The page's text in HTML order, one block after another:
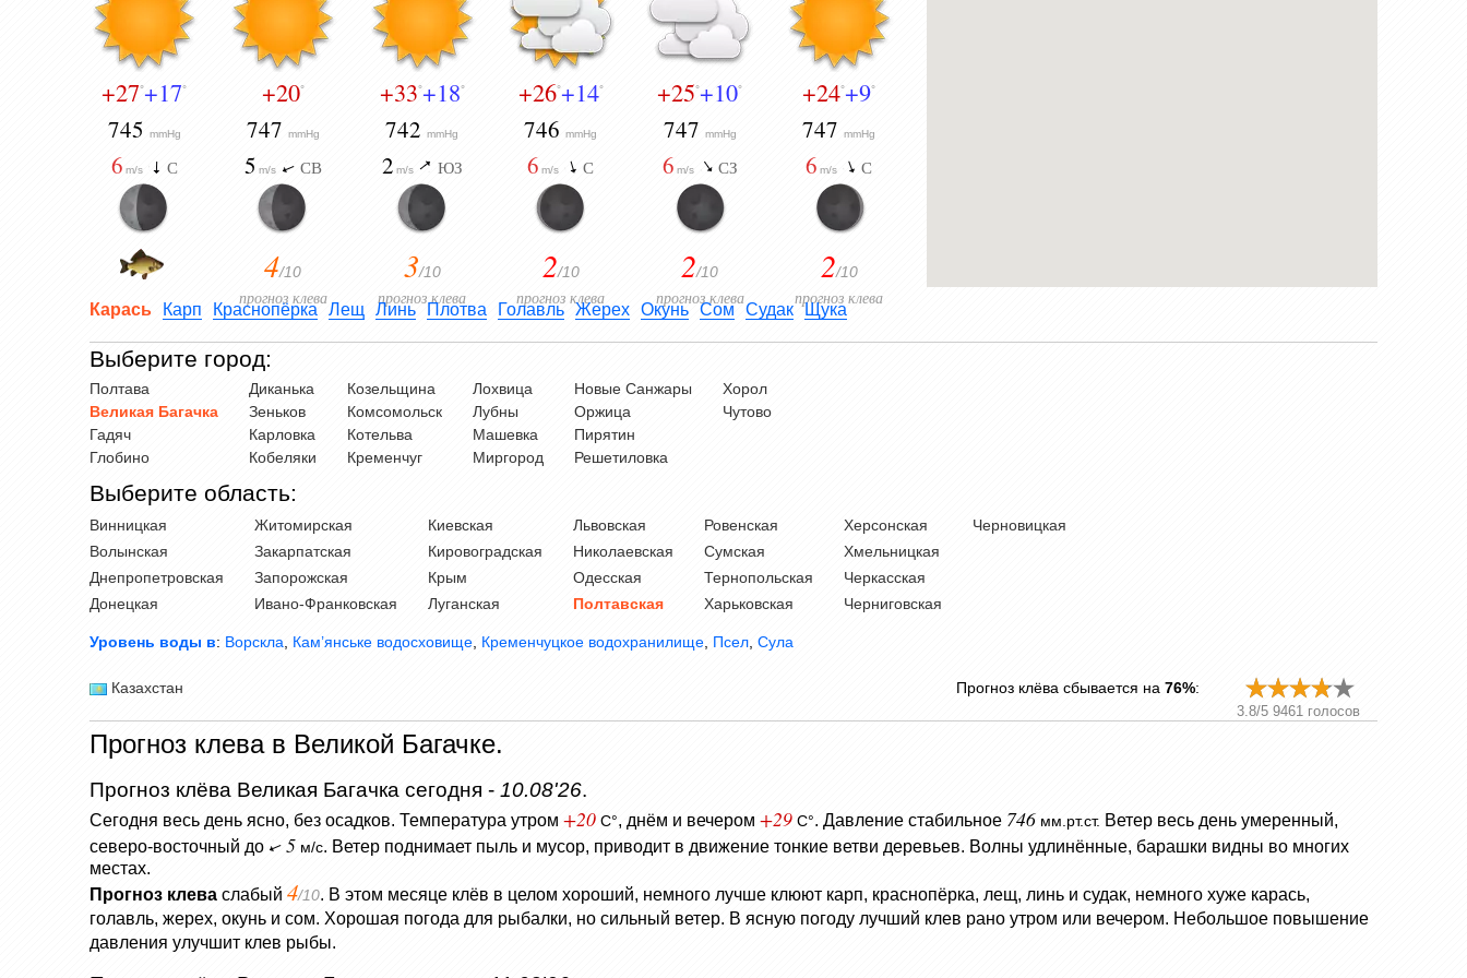
+27°+17°
745 mmHg
6 m/s С
+20°
747 mmHg
5 m/s СВ
4/10
прогноз клева
+33°+18°
742mmHg
2 m/s ЮЗ
3/10
прогноз клева
+26°+14°
746mmHg
6 m/s С
2/10
прогноз клева
+25°+10°
747 mmHg
6 m/s СЗ
2/10
прогноз клева
+24°+9°
747mmHg
6 m/s С
2/10
прогноз клева
Карась Карп Краснопёрка Лещ Линь Плотва Голавль Жерех Окунь Сом Судак Щука
Выберите город:
Полтава
Великая Багачка
Гадяч
Глобино
Диканька
Зеньков
Карловка
Кобеляки
Козельщина
Комсомольск
Котельва
Кременчуг
Лохвица
Лубны
Машевка
Миргород
Новые Санжары
Оржица
Пирятин
Решетиловка
Хорол
Чутово
Выберите область:
Винницкая
Волынская
Днепропетровская
Донецкая
Житомирская
Закарпатская
Запорожская
Ивано-Франковская
Киевская
Кировоградская
Крым
Луганская
Львовская
Николаевская
Одесская
Полтавская
Ровенская
Сумская
Тернопольская
Харьковская
Херсонская
Хмельницкая
Черкасская
Черниговская
Черновицкая
Уровень воды в: Ворскла Кам’янське водосховище Кременчуцкое водохранилище Псел Сула
Казахстан Прогноз клёва сбывается на 76%:
3.8/5 9461 голосов
Прогноз клева в Великой Багачке.
Прогноз клёва Великая Багачка сегодня - 10.08'26.
Сегодня весь день ясно, без осадков. Температура утром +20 C°, днём и вечером +29 C°. Давление стабильное 746 мм.рт.ст. Ветер весь день умеренный,
северо-восточный до
5 м/с. Ветер поднимает пыль и мусор, приводит в движение тонкие ветви деревьев. Волны удлинённые, барашки видны во многих
местах.
Прогноз клева слабый 4/10. В этом месяце клёв в целом хороший, немного лучше клюют карп, краснопёрка, лещ, линь и судак, немного хуже карась,
голавль, жерех, окунь и сом. Хорошая погода для рыбалки, но сильный ветер. В ясную погоду лучший клев рано утром или вечером. Небольшое повышение
давления улучшит клев рыбы.